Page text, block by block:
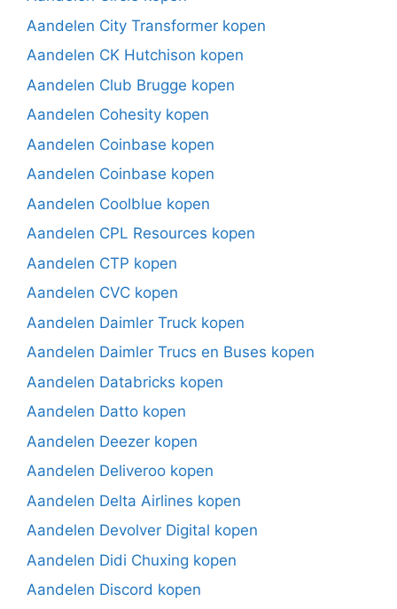
Aandelen City Transformer kopen
Aandelen CK Hutchison kopen
Aandelen Club Brugge kopen
Aandelen Cohesity kopen
Aandelen Coinbase kopen
Aandelen Coinbase kopen
Aandelen Coolblue kopen
Aandelen CPL Resources kopen
Aandelen CTP kopen
Aandelen CVC kopen
Aandelen Daimler Truck kopen
Aandelen Daimler Trucs en Buses kopen
Aandelen Databricks kopen
Aandelen Datto kopen
Aandelen Deezer kopen
Aandelen Deliveroo kopen
Aandelen Delta Airlines kopen
Aandelen Devolver Digital kopen
Aandelen Didi Chuxing kopen
Aandelen Discord kopen